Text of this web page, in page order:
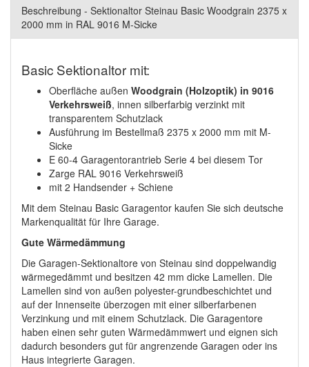
Beschreibung - Sektionaltor Steinau Basic Woodgrain 2375 x
2000 mm in RAL 9016 M-Sicke
Basic Sektionaltor mit:
Oberfläche außen Woodgrain (Holzoptik) in 9016
Verkehrsweiß, innen silberfarbig verzinkt mit
transparentem Schutzlack
Ausführung im Bestellmaß 2375 x 2000 mm mit M-
Sicke
E 60-4 Garagentorantrieb Serie 4 bei diesem Tor
Zarge RAL 9016 Verkehrsweiß
mit 2 Handsender + Schiene
Mit dem Steinau Basic Garagentor kaufen Sie sich deutsche
Markenqualität für Ihre Garage.
Gute Wärmedämmung
Die Garagen-Sektionaltore von Steinau sind doppelwandig
wärmegedämmt und besitzen 42 mm dicke Lamellen. Die
Lamellen sind von außen polyester-grundbeschichtet und
auf der Innenseite überzogen mit einer silberfarbenen
Verzinkung und mit einem Schutzlack. Die Garagentore
haben einen sehr guten Wärmedämmwert und eignen sich
dadurch besonders gut für angrenzende Garagen oder ins
Haus integrierte Garagen.